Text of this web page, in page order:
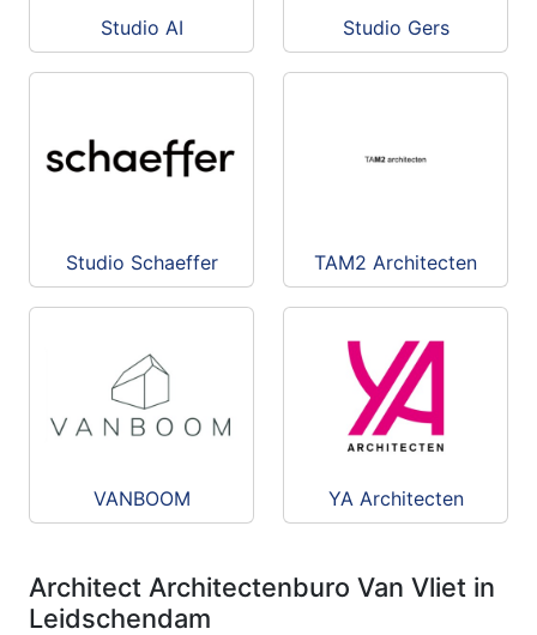
Studio AI Studio Gers
Studio Schaeffer TAM2 Architecten
VANBOOM YA Architecten
Architect Architectenburo Van Vliet in
Leidschendam